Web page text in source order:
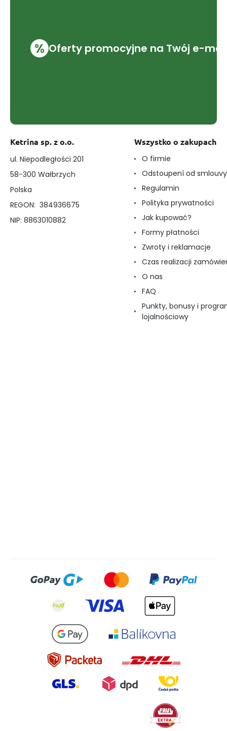
% Oferty promocyjne na Twój e-mail
Ketrina sp. z o.o.
ul. Niepodległości 201
58-300 Wałbrzych
Polska
REGON: 384936675
NIP: 8863010882
Wszystko o zakupach
O firmie
Odstoupení od smlouvy
Regulamin
Polityka prywatności
Jak kupować?
Formy płatności
Zwroty i reklamacje
Czas realizacji
O nas
FAQ
Punkty, bonusy i
lojalnościowy